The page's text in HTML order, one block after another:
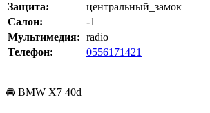
Защита:
центральный_замок
Салон:
-1
Мультимедия: radio
Телефон:
0556171421
🚘 BMW X7 40d